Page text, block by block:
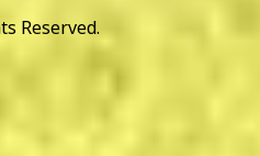
Reserved.